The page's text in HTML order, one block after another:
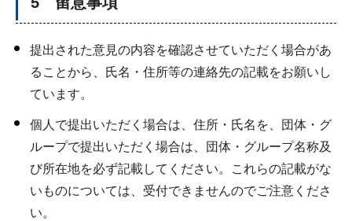
提出された意見の内容を確認させていただく場合があ
ることから、氏名・住所等の連絡先の記載をお願いし
ています。
個人で提出いただく場合は、住所・氏名を、団体・グ
ループで提出いただく場合は、団体・グループ名称及
び所在地を必ず記載してください。これらの記載がな
いものについては、受付できませんのでご注意くださ
い。